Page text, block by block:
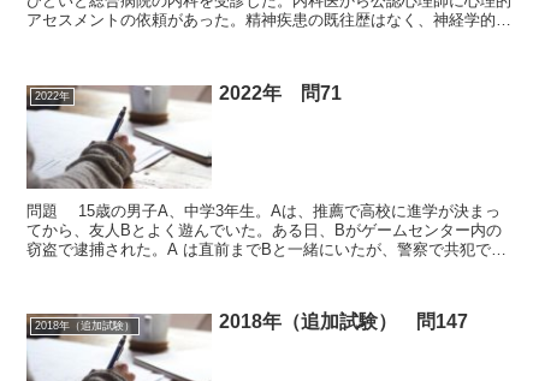
アセスメントの依頼があった。精神疾患の既往歴はなく、神経学的異
2022年 2022年 問71
問題 15歳の男子A、中学3年生。Aは、推薦で高校に進学が決まっ
てから、友人Bとよく遊んでいた。ある日、Bがゲームセンター内の
窃盗で逮捕された。A は直前までBと一緒にいたが、警察で共犯では
2018年（追加試験） 2018年（追加試験） 問147